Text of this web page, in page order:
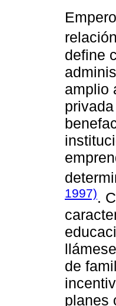
define
amplio
1997).
de
planes